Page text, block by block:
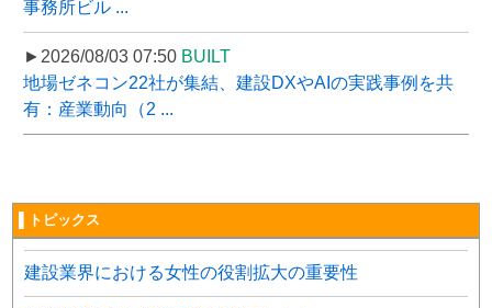
事務所ビル ...
►2026/08/03 07:50 BUILT
地場ゼネコン22社が集結、建設DXやAIの実践事例を共
有：産業動向（2 ...
▌トピックス
建設業界における女性の役割拡大の重要性